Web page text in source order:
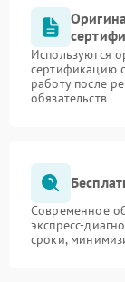
Используются
сертификацию
работу после
обязательств
Современное
экспресс-
сроки,